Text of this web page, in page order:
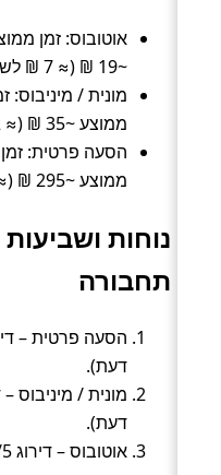
~19 ₪ (≈ 7 ₪ לשעה).
ממוצע ~35 ₪ (≈ 12 ₪ לשעה).
ממוצע ~295 ₪ (≈ 113 ₪ לשעה).
נוחות
תחבורה
דעת).
דעת).
אוטובוס – דירוג 4.36/5 (1,823,664 חוות דעת).